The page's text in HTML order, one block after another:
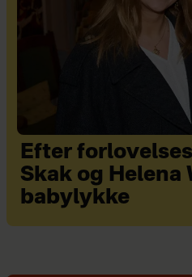
Efter
Skak og
babylykke